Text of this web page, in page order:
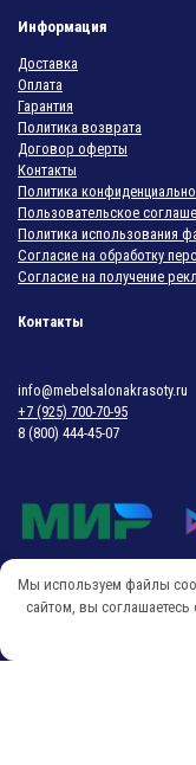
Информация
Доставка
Оплата
Гарантия
Политика возврата
Договор оферты
Контакты
Политика
Пользовательское
Политика использования
Согласие на обработку
Согласие на получение
Контакты
info@mebelsalonakrasoty.ru
+7 (925) 700-70-95
8 (800) 444-45-07
© 2018-2026 Мебель
Мы используем файлы
сайтом, вы